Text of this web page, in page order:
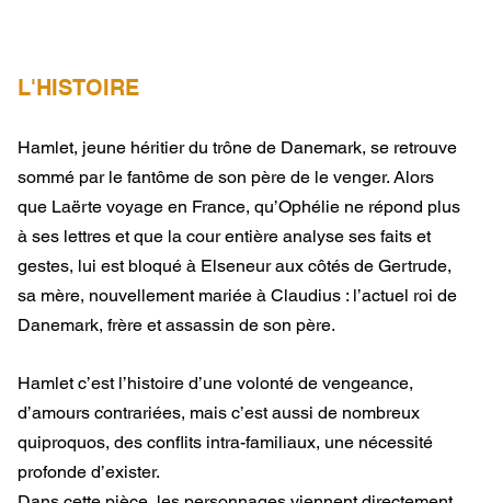
L'HISTOIRE
Hamlet, jeune héritier du trône de Danemark, se retrouve
sommé par le fantôme de son père de le venger. Alors
que Laërte voyage en France, qu’Ophélie ne répond plus
à ses lettres et que la cour entière analyse ses faits et
gestes, lui est bloqué à Elseneur aux côtés de Gertrude,
sa mère, nouvellement mariée à Claudius : l’actuel roi de
Danemark, frère et assassin de son père.
Hamlet c’est l’histoire d’une volonté de vengeance,
d’amours contrariées, mais c’est aussi de nombreux
quiproquos, des conflits intra-familiaux, une nécessité
profonde d’exister.